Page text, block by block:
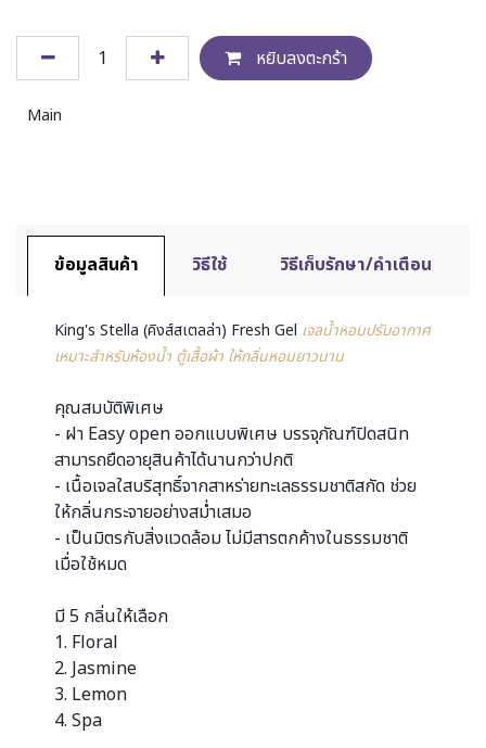
หยิบลงตะกร้า
Main
ข้อมูลสินค้า วิธีใช้ วิธีเก็บรักษา/คำเตือน
King's Stella (คิงส์สเตลล่า) Fresh Gel เจลน้ำหอมปรับอากาศ
เหมาะสำหรับห้องน้ำ ตู้เสื้อผ้า ให้กลิ่นหอมยาวนาน
คุณสมบัติพิเศษ
- ฝา Easy open ออกแบบพิเศษ บรรจุภัณฑ์ปิดสนิท
สามารถยืดอายุสินค้าได้นานกว่าปกติ
- เนื้อเจลใสบริสุทธิ์จากสาหร่ายทะเลธรรมชาติสกัด ช่วย
ให้กลิ่นกระจายอย่างสม่ำเสมอ
- เป็นมิตรกับสิ่งแวดล้อม ไม่มีสารตกค้างในธรรมชาติ
เมื่อใช้หมด
มี 5 กลิ่นให้เลือก
1. Floral
2. Jasmine
3. Lemon
4. Spa